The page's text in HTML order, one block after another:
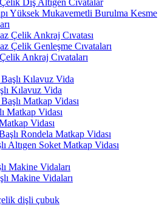
Dış Altıgen Cıvatalar
Yüksek Mukavemetli Burulma Kesme
Çelik Ankraj Cıvatası
Çelik Genleşme Cıvataları
Ankraj Cıvataları
Kılavuz Vida
Kılavuz Vida
Matkap Vidası
Matkap Vidası
Vidası
Rondela Matkap Vidası
Altıgen Soket Matkap Vidası
Makine Vidaları
Makine Vidaları
dişli çubuk